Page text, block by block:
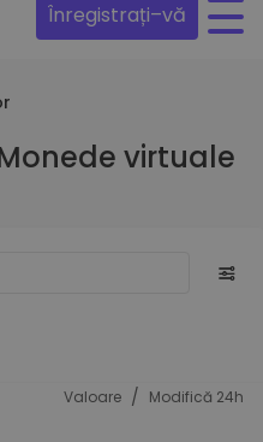
Înregistrați–vă
virtuale
Valoare / Modifică 24h